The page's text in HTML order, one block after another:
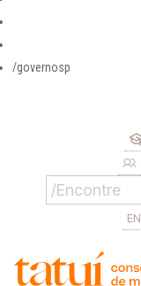
/governosp
EN